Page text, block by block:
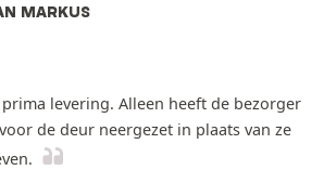
MARKUS
levering. Alleen heeft de bezorger
de deur neergezet in plaats van ze